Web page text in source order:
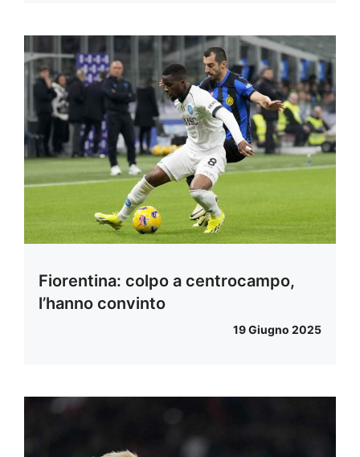
Fiorentina: colpo a centrocampo,
l’hanno convinto
19 Giugno 2025